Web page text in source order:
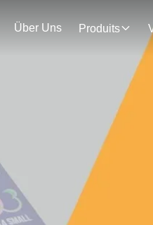
Über Uns Produits